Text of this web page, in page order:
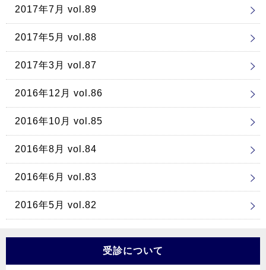
2017年7月 vol.89
2017年5月 vol.88
2017年3月 vol.87
2016年12月 vol.86
2016年10月 vol.85
2016年8月 vol.84
2016年6月 vol.83
2016年5月 vol.82
受診について